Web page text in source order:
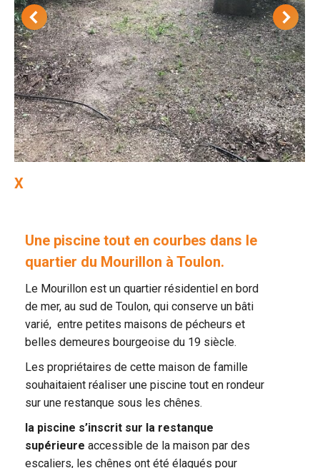
X
Une piscine tout en courbes dans le
quartier du Mourillon à Toulon.
Le Mourillon est un quartier résidentiel en bord
de mer, au sud de Toulon, qui conserve un bâti
varié, entre petites maisons de pécheurs et
belles demeures bourgeoise du 19 siècle.
Les propriétaires de cette maison de famille
souhaitaient réaliser une piscine tout en rondeur
sur une restanque sous les chênes.
la piscine s’inscrit sur la restanque
supérieure accessible de la maison par des
escaliers, les chênes ont été élagués pour